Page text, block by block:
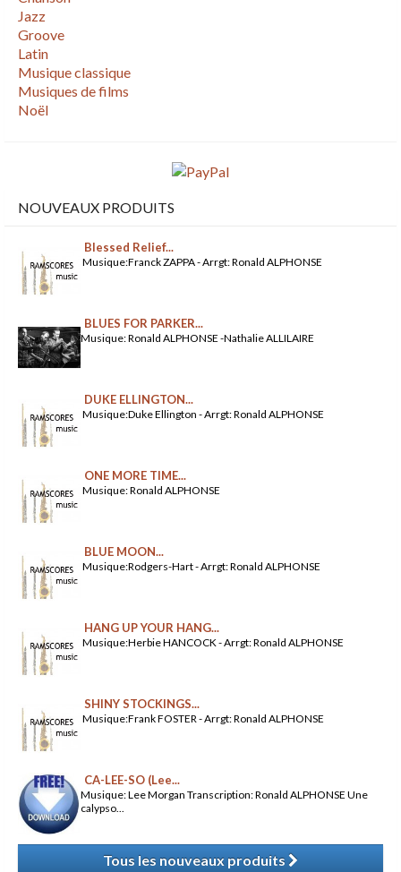
Jazz
Groove
Latin
Musique classique
Musiques de films
Noël
NOUVEAUX PRODUITS
Blessed Relief...
Musique:Franck ZAPPA - Arrgt: Ronald ALPHONSE
BLUES FOR PARKER...
Musique: Ronald ALPHONSE -Nathalie ALLILAIRE
DUKE ELLINGTON...
Musique:Duke Ellington - Arrgt: Ronald ALPHONSE
ONE MORE TIME...
Musique: Ronald ALPHONSE
BLUE MOON...
Musique:Rodgers-Hart - Arrgt: Ronald ALPHONSE
HANG UP YOUR HANG...
Musique:Herbie HANCOCK - Arrgt: Ronald ALPHONSE
SHINY STOCKINGS...
Musique:Frank FOSTER - Arrgt: Ronald ALPHONSE
CA-LEE-SO (Lee...
Musique: Lee Morgan Transcription: Ronald ALPHONSE Une
calypso...
Tous les nouveaux produits